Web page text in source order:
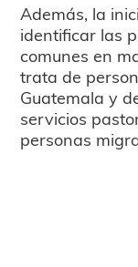
Además, la
identificar las
comunes en
trata de
Guatemala y
servicios
personas